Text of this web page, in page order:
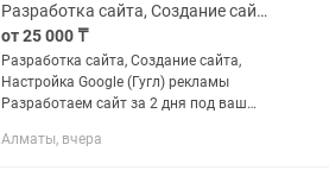
Разработка сайта, Создание сайта, Настройка Google (Гугл) рекламы
от 25 000 ₸
Разработка сайта, Создание сайта,
Настройка Google (Гугл) рекламы
Разработаем сайт за 2 дня под ваш
данной категории, успейте получить
Алматы, вчера